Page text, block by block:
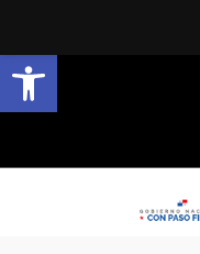
Abrir barra